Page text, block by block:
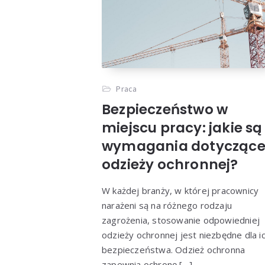
Praca
Bezpieczeństwo w
miejscu pracy: jakie są
wymagania dotyczące
odzieży ochronnej?
W każdej branży, w której pracownicy
narażeni są na różnego rodzaju
zagrożenia, stosowanie odpowiedniej
odzieży ochronnej jest niezbędne dla
bezpieczeństwa. Odzież ochronna